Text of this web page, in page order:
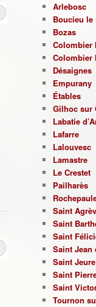
Arlebosc
Boucieu le
Bozas
Colombier
Colombier
Désaignes
Empurany
Étables
Gilhoc sur
Labatie
Lafarre
Lalouvesc
Lamastre
Le Crestet
Pailharès
Saint
Saint
Saint
Saint Jean
Saint
Saint
Saint
Tournon